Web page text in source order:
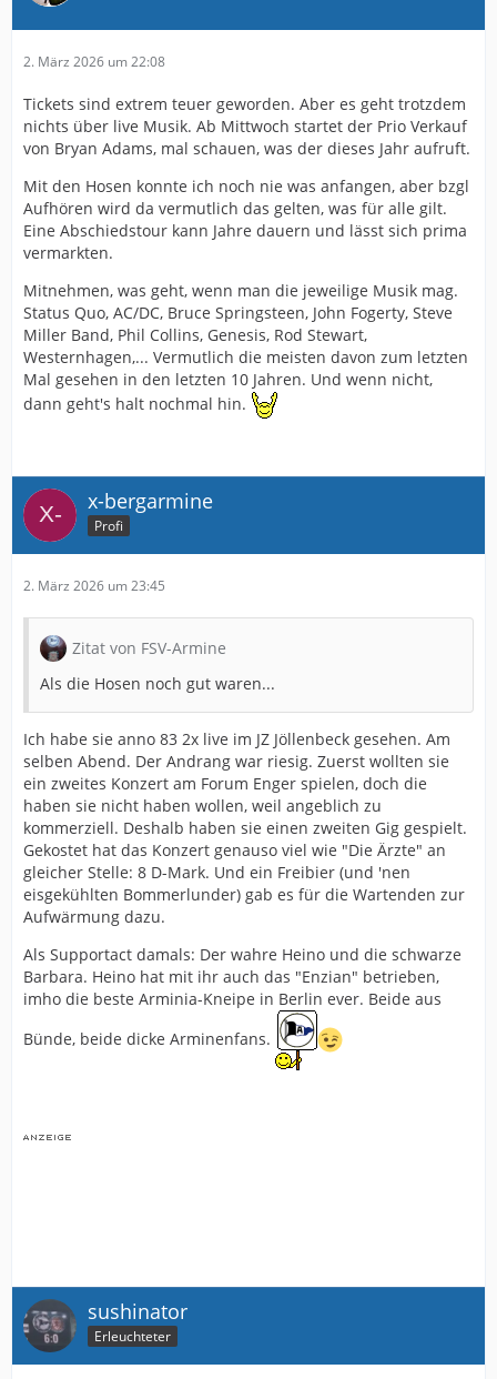
2. März 2026 um 22:08
Tickets sind extrem teuer geworden. Aber es geht trotzdem
nichts über live Musik. Ab Mittwoch startet der Prio Verkauf
von Bryan Adams, mal schauen, was der dieses Jahr aufruft.
Mit den Hosen konnte ich noch nie was anfangen, aber bzgl
Aufhören wird da vermutlich das gelten, was für alle gilt.
Eine Abschiedstour kann Jahre dauern und lässt sich prima
vermarkten.
Mitnehmen, was geht, wenn man die jeweilige Musik mag.
Status Quo, AC/DC, Bruce Springsteen, John Fogerty, Steve
Miller Band, Phil Collins, Genesis, Rod Stewart,
Westernhagen,... Vermutlich die meisten davon zum letzten
Mal gesehen in den letzten 10 Jahren. Und wenn nicht,
dann geht's halt nochmal hin.
x-bergarmine
Profi
2. März 2026 um 23:45
Zitat von FSV-Armine
Als die Hosen noch gut waren...
Ich habe sie anno 83 2x live im JZ Jöllenbeck gesehen. Am
selben Abend. Der Andrang war riesig. Zuerst wollten sie
ein zweites Konzert am Forum Enger spielen, doch die
haben sie nicht haben wollen, weil angeblich zu
kommerziell. Deshalb haben sie einen zweiten Gig gespielt.
Gekostet hat das Konzert genauso viel wie "Die Ärzte" an
gleicher Stelle: 8 D-Mark. Und ein Freibier (und 'nen
eisgekühlten Bommerlunder) gab es für die Wartenden zur
Aufwärmung dazu.
Als Supportact damals: Der wahre Heino und die schwarze
Barbara. Heino hat mit ihr auch das "Enzian" betrieben,
imho die beste Arminia-Kneipe in Berlin ever. Beide aus
Bünde, beide dicke Arminenfans.
sushinator
Erleuchteter